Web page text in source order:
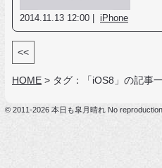
2014.11.13 12:00 | iPhone
<<
HOME > タグ：「iOS8」の記事
© 2011-2026 本日も皐月晴れ No